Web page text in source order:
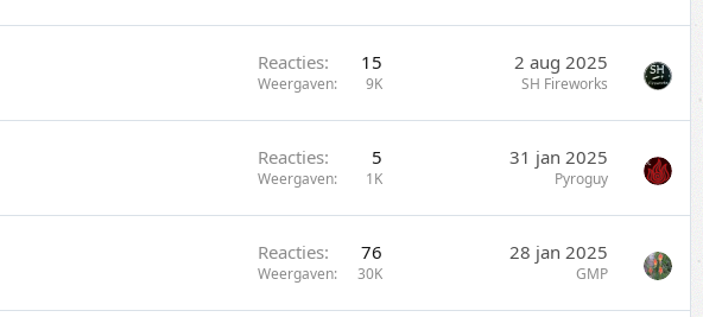
Reacties 15
Weergaven 9K
2 aug 2025
SH Fireworks
Reacties 5
Weergaven 1K
31 jan 2025
Pyroguy
Reacties 76
Weergaven 30K
28 jan 2025
GMP